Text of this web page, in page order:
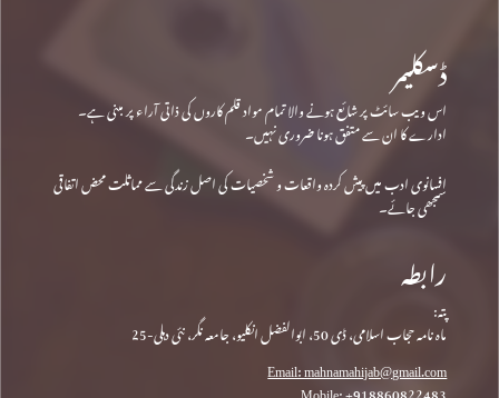
ڈسکلیمر
اس ویب سائٹ پر شائع ہونے والا تمام مواد قلم کاروں کی ذاتی آراء پر مبنی ہے۔
ادارے کا ان سے متفق ہونا ضروری نہیں۔
افسانوی ادب میں پیش کردہ واقعات و شخصیات کی اصل زندگی سے مماثلت محض اتفاقی
سمجھی جائے۔
رابطہ
پتہ:
ماہ نامہ حجاب اسلامی، ڈی 50، ابوالفضل انکلیو، جامعہ نگر، نئی دہلی-25
Email: mahnamahijab@gmail.com
Mobile: +918860822483